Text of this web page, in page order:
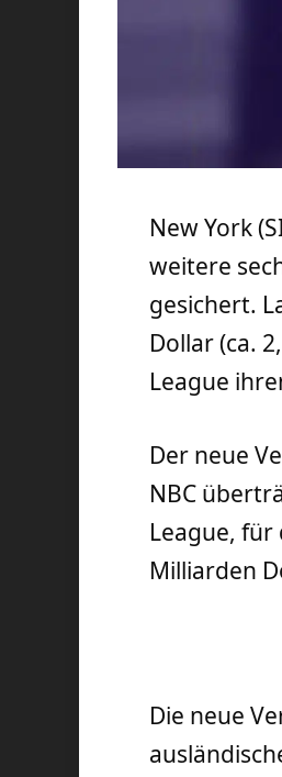
New York
weitere
gesichert.
Dollar (ca.
League
Der neue
NBC
League, für
Milliarden
Die neue